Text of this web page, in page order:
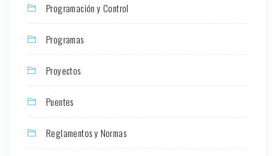
Programación y Control
Programas
Proyectos
Puentes
Reglamentos y Normas